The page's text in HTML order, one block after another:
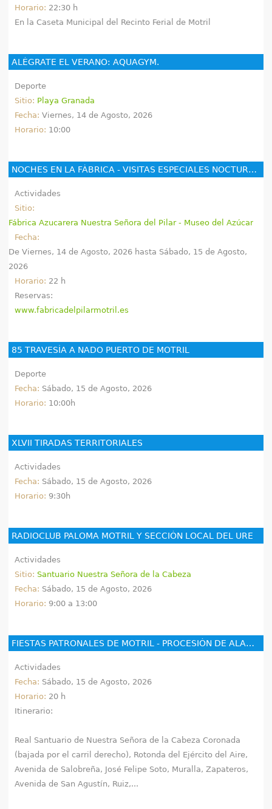
Horario: 22:30 h
En la Caseta Municipal del Recinto Ferial de Motril
ALÉGRATE EL VERANO: AQUAGYM.
Deporte
Sitio: Playa Granada
Fecha:Viernes, 14 de Agosto, 2026
Horario: 10:00
NOCHES EN LA FÁBRICA - VISITAS ESPECIALES NOCTURNAS - MUSEO INDUSTRIAL FÁBRICA DEL PILAR
Actividades
Sitio:
Fábrica Azucarera Nuestra Señora del Pilar - Museo del Azúcar
Fecha:
DeViernes, 14 de Agosto, 2026 hasta Sábado, 15 de Agosto,
2026
Horario: 22 h
Reservas:
www.fabricadelpilarmotril.es
85 TRAVESÍA A NADO PUERTO DE MOTRIL
Deporte
Fecha: Sábado, 15 de Agosto, 2026
Horario: 10:00h
XLVII TIRADAS TERRITORIALES
Actividades
Fecha: Sábado, 15 de Agosto, 2026
Horario: 9:30h
RADIOCLUB PALOMA MOTRIL Y SECCIÓN LOCAL DEL URE
Actividades
Sitio:Santuario Nuestra Señora de la Cabeza
Fecha: Sábado, 15 de Agosto, 2026
Horario: 9:00 a 13:00
FIESTAS PATRONALES DE MOTRIL - PROCESIÓN DE ALABANZA
Actividades
Fecha: Sábado, 15 de Agosto, 2026
Horario: 20 h
Itinerario:
Real Santuario de Nuestra Señora de la Cabeza Coronada
(bajada por el carril derecho), Rotonda del Ejército del Aire,
Avenida de Salobreña, José Felipe Soto, Muralla, Zapateros,
Avenida de San Agustín, Ruiz,...